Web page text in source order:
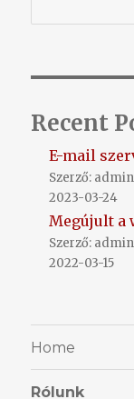
Recent
E-mail
Szerző: admin
2023-03-24
Megújult a
Szerző: admin
2022-03-15
Home
Rólunk